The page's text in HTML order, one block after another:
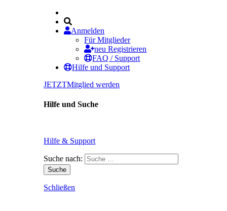
Anmelden
Für Mitglieder
neu Registrieren
FAQ / Support
Hilfe und Support
JETZTMitglied werden
Hilfe und Suche
Hilfe & Support
Suche nach:
Schließen